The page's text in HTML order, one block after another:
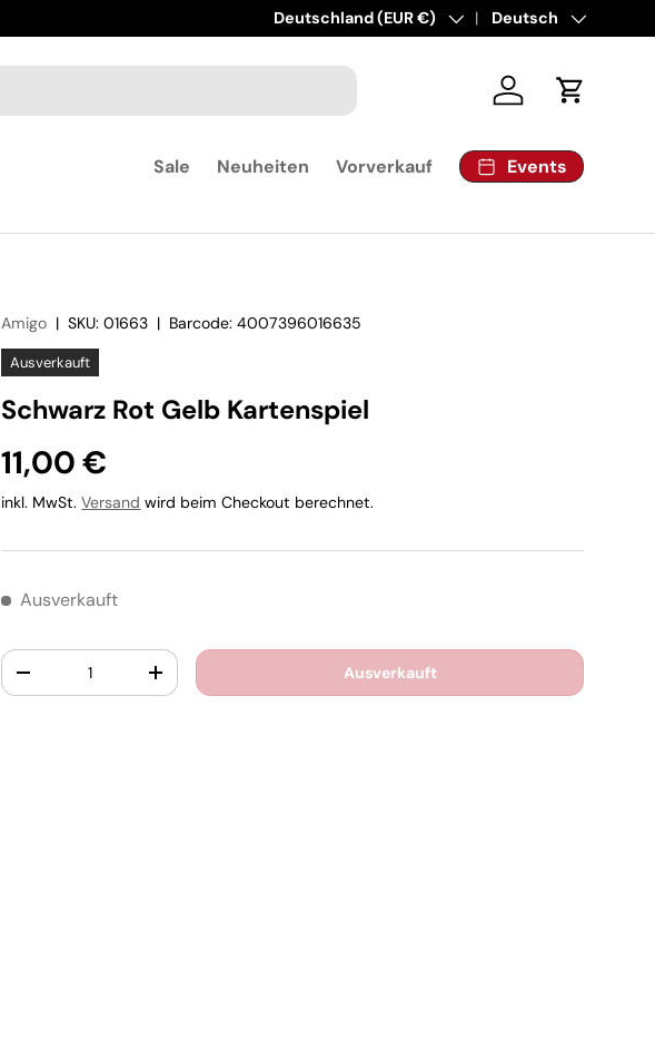
Land/Region
Deutschland (EUR €) SpracheDeutsch
Einloggen
Sale Neuheiten Vorverkauf Events
Amigo |SKU: 01663 | Barcode: 4007396016635
Ausverkauft
Schwarz Rot Gelb Kartenspiel
11,00 €
inkl. MwSt.Versand wird beim Checkout berechnet.
Ausverkauft
Anzahl
-
+ Ausverkauft